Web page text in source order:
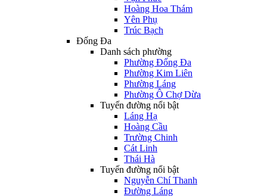
Hoàng Hoa Thám
Yên Phụ
Trúc Bạch
Đống Đa
Danh sách phường
Phường Đống Đa
Phường Kim Liên
Phường Láng
Phường Ô Chợ Dừa
Tuyến đường nổi bật
Láng Hạ
Hoàng Cầu
Trường Chinh
Cát Linh
Thái Hà
Tuyến đường nổi bật
Nguyễn Chí Thanh
Đường Láng